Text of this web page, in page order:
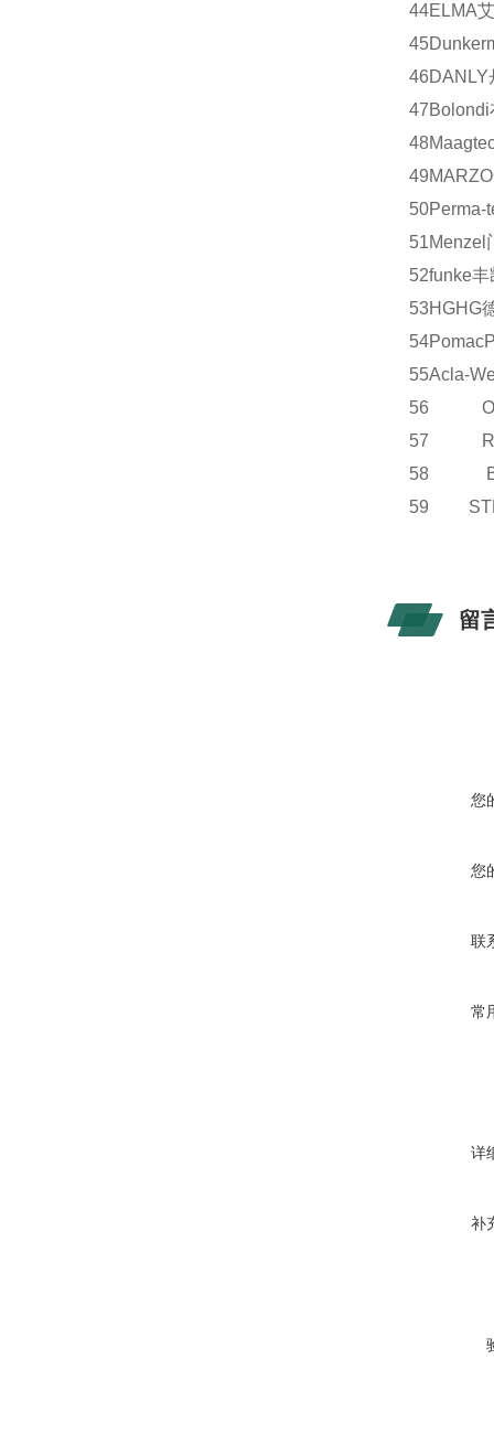
44ELMA
45
46DANLY
47Bolondi
48
49
50Perma-
51Menzel
52funke丰
53HGHG
54Pomac
55Acla-
56
57
58
59
留
您
您
联
常
详
补